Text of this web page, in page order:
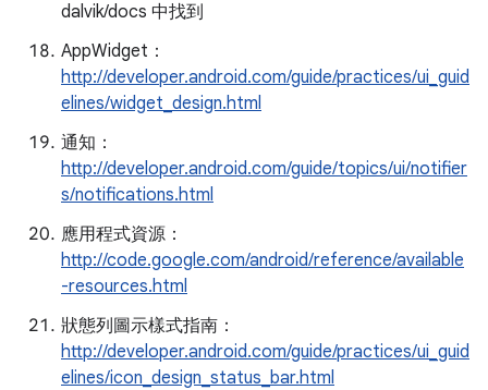
dalvik/docs 中找到
AppWidget：
http://developer.android.com/guide/practices/ui_guid
elines/widget_design.html
通知：
http://developer.android.com/guide/topics/ui/notifier
s/notifications.html
應用程式資源：
http://code.google.com/android/reference/available
-resources.html
狀態列圖示樣式指南：
http://developer.android.com/guide/practices/ui_guid
elines/icon_design_status_bar.html